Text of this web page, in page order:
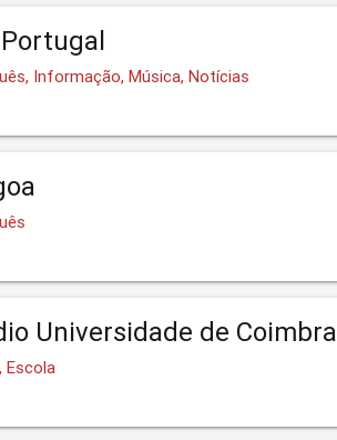
Informação, Música, Notícias
Universidade de Coimbra
Escola